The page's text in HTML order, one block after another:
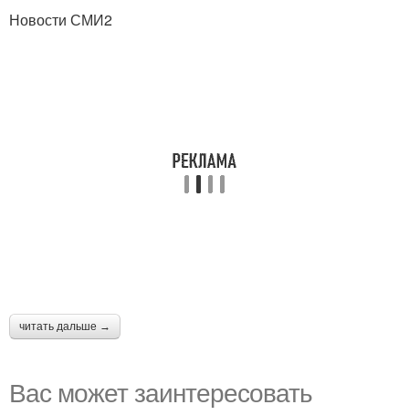
Новости СМИ2
читать дальше →
Вас может заинтересовать